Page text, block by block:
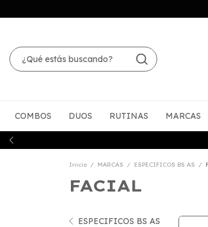
COMBOS DUOS RUTINAS MARCAS
Inicio / MARCAS / ESPECIFICOS BS AS /
FACIAL
ESPECIFICOS BS AS